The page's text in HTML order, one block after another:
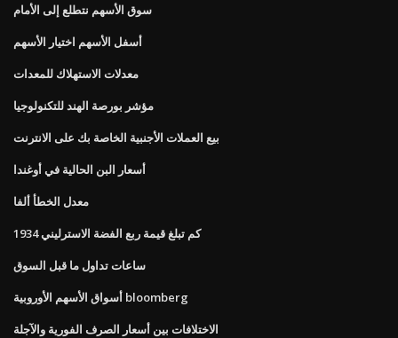
سوق الأسهم نتطلع إلى الأمام
أسفل الأسهم اختيار الأسهم
معدلات الاستهلاك للمعدات
مؤشر بورصة الهند للتكنولوجيا
بيع العملات الأجنبية الخاصة بك على الانترنت
أسعار البن الحالية في أوغندا
معدل الخطأ ألفا
كم تبلغ قيمة ربع الفضة الاسترليني 1934
ساعات تداول ما قبل السوق
أسواق الأسهم الأوروبية bloomberg
الاختلافات بين أسعار الصرف الفورية والآجلة